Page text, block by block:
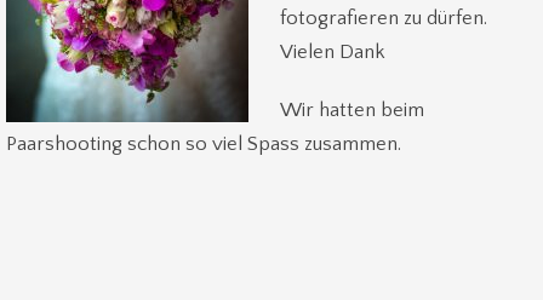
fotografieren zu dürfen.
Vielen Dank
Wir hatten beim
Paarshooting schon so viel Spass zusammen.